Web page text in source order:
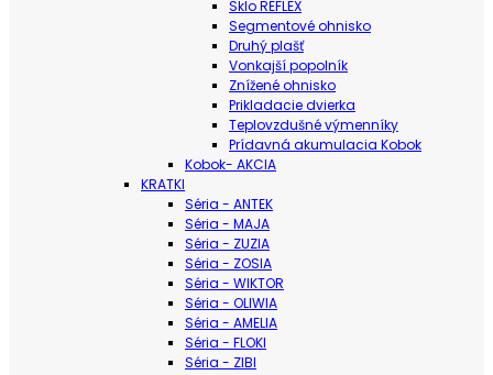
Sklo REFLEX
Segmentové ohnisko
Druhý plašť
Vonkajší popolník
Znížené ohnisko
Prikladacie dvierka
Teplovzdušné výmenníky
Prídavná akumulacia Kobok
Kobok- AKCIA
KRATKI
Séria - ANTEK
Séria - MAJA
Séria - ZUZIA
Séria - ZOSIA
Séria - WIKTOR
Séria - OLIWIA
Séria - AMELIA
Séria - FLOKI
Séria - ZIBI